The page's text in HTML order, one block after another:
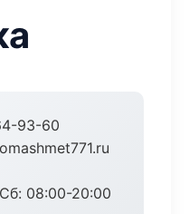
93-60
08:00-20:00